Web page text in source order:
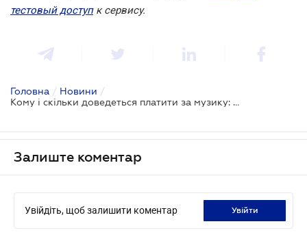
тестовый доступк сервису.
Головна / Новини /
Кому і скільки доведеться платити за музику: Кабмін вніс зміни до ставок роялті
Залиште коментар
Увійдіть, щоб залишити коментар увійти